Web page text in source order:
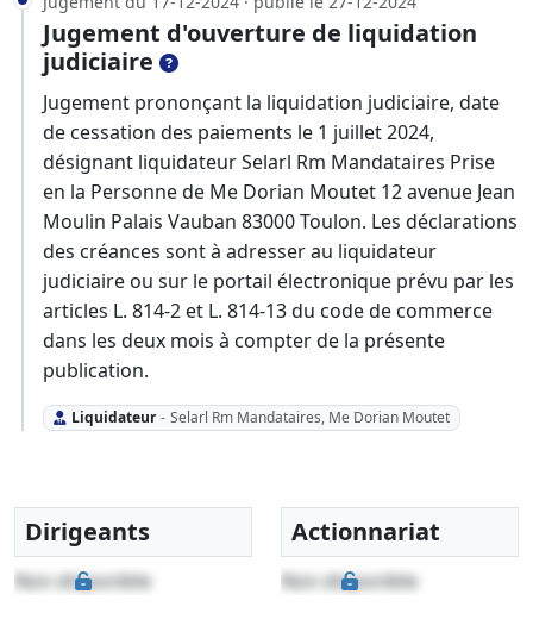
Jugement d'ouverture de liquidation
judiciaire
Jugement prononçant la liquidation judiciaire, date
de cessation des paiements le 1 juillet 2024,
désignant liquidateur Selarl Rm Mandataires Prise
en la Personne de Me Dorian Moutet 12 avenue Jean
Moulin Palais Vauban 83000 Toulon. Les déclarations
des créances sont à adresser au liquidateur
judiciaire ou sur le portail électronique prévu par les
articles L. 814-2 et L. 814-13 du code de commerce
dans les deux mois à compter de la présente
publication.
Liquidateur - Selarl Rm Mandataires, Me Dorian Moutet
Dirigeants
Non disponible
Actionnariat
Non disponible